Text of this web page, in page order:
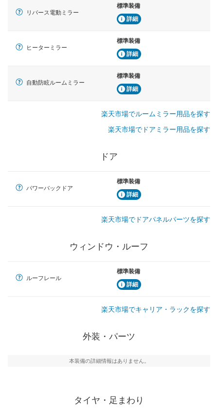
リバース電動ミラー
標準装備
詳細
ヒーターミラー
標準装備
詳細
自動防眩ルームミラー
標準装備
詳細
楽天市場でルームミラー用品を探す
楽天市場でドアミラー用品を探す
ドア
パワーバックドア
標準装備
詳細
楽天市場でドアパネルパーツを探す
ウィンドウ・ルーフ
ルーフレール
標準装備
詳細
楽天市場でキャリア・ラックを探す
外装・パーツ
本装備の詳細情報はありません。
タイヤ・足まわり